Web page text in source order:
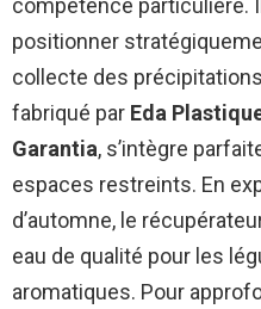
compétence particulière.
positionner
collecte des
fabriqué par Eda
Garantia, s’intègre
espaces restreints. En
d’automne, le
eau de qualité pour les
aromatiques. Pour